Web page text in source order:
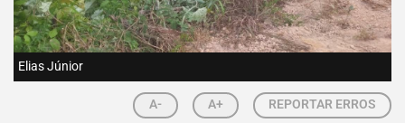
Elias Júnior
A- A+ REPORTAR ERROS